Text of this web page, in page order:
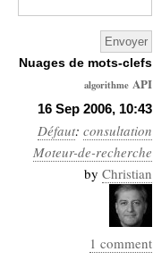
16 Sep 2006, 10:43
Défaut: consultation
Moteur-de-recherche
by Christian
1 comment
Nuages de mots-clefs
algorithme API
Architecture
Ars-
Industrialis
business_model
cinéma
Cloud